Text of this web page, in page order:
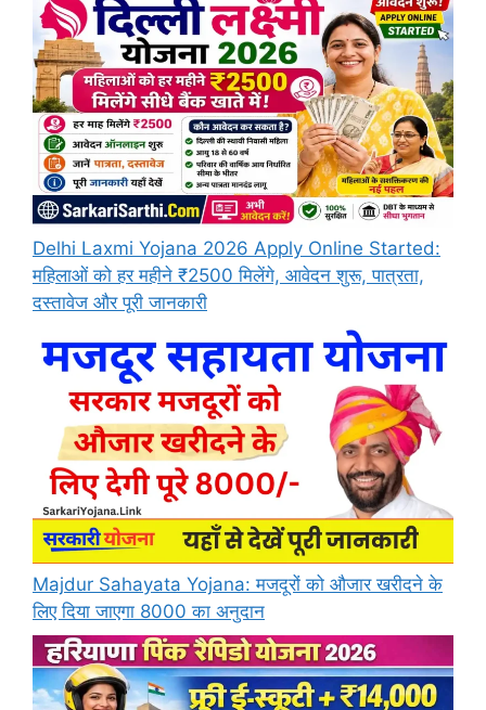
Delhi Laxmi Yojana 2026 Apply Online Started:
महिलाओं को हर महीने ₹2500 मिलेंगे, आवेदन शुरू, पात्रता,
दस्तावेज और पूरी जानकारी
Majdur Sahayata Yojana: मजदूरों को औजार खरीदने के
लिए दिया जाएगा 8000 का अनुदान